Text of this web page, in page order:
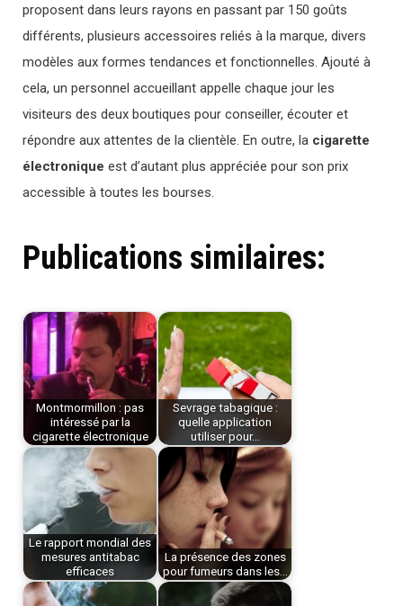
proposent dans leurs rayons en passant par 150 goûts
différents, plusieurs accessoires reliés à la marque, divers
modèles aux formes tendances et fonctionnelles. Ajouté à
cela, un personnel accueillant appelle chaque jour les
visiteurs des deux boutiques pour conseiller, écouter et
répondre aux attentes de la clientèle. En outre, la cigarette
électronique est d’autant plus appréciée pour son prix
accessible à toutes les bourses.
Publications similaires:
Montmormillon : pas
intéressé par la
cigarette électronique
Sevrage tabagique :
quelle application
utiliser pour…
Le rapport mondial des
mesures antitabac
efficaces
La présence des zones
pour fumeurs dans les…